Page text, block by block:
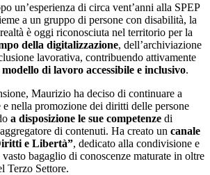
un’esperienza di circa vent’anni alla SPEP
a un gruppo di persone con disabilità, la
è oggi riconosciuta nel territorio per la
della digitalizzazione, dell’archiviazione
lavorativa, contribuendo attivamente
modello di lavoro accessibile e inclusivo.
Maurizio ha deciso di continuare a
e nella promozione dei diritti delle persone
a disposizione le sue competenze di
di contenuti. Ha creato un canale
e Libertà”, dedicato alla condivisione e
bagaglio di conoscenze maturate in oltre
Terzo Settore.